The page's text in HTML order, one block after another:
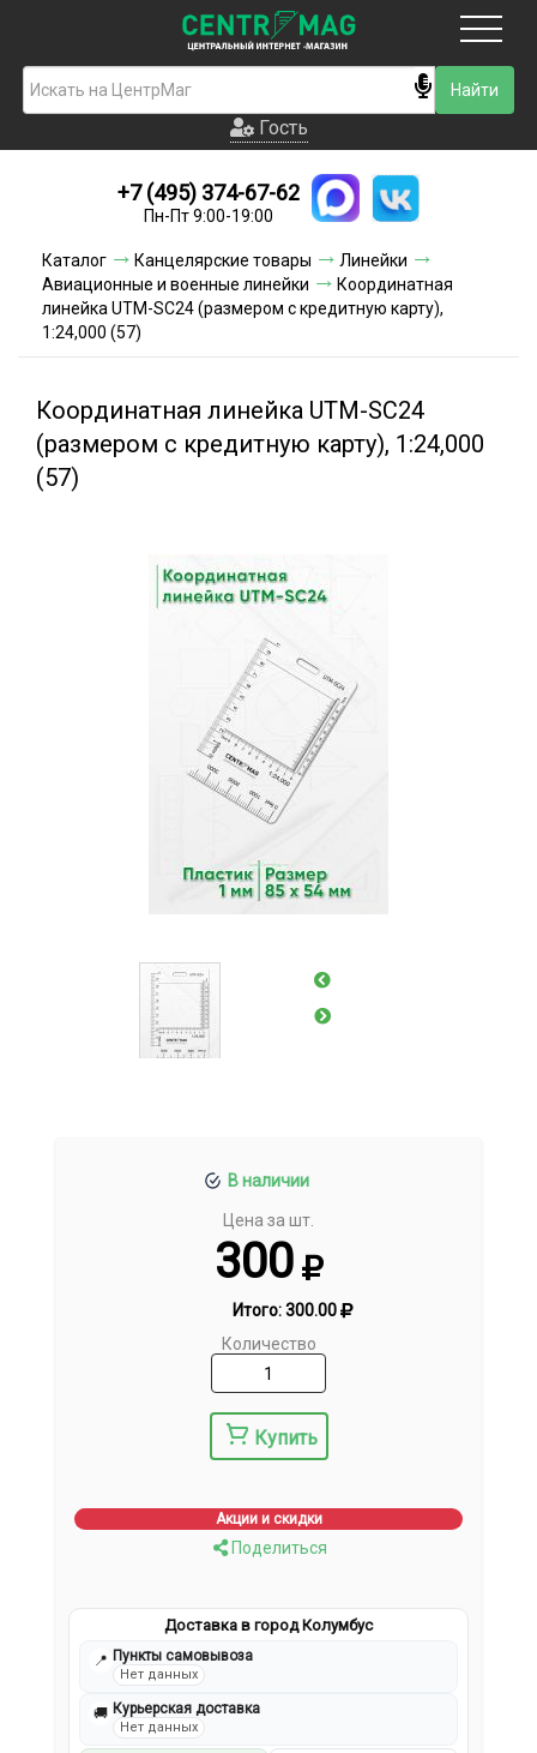
Гость
Новинки
Условия доставки
Условия оплаты
Акции и скидки
Гость
+7 (495) 374-67-62
Пн-Пт 9:00-19:00
Каталог Канцелярские товары
Линейки
Авиационные и военные линейки
Координатная
линейка UTM-SC24 (размером с кредитную карту),
1:24,000 (57)
Координатная линейка UTM-SC24
(размером с кредитную карту), 1:24,000
(57)
В наличии
Цена за шт.
300
Итого:300.00
Количество
Купить
Акции и скидки
Поделиться
Доставка в город Колумбус
📍 Пункты самовывоза
Нет данных
🚚 Курьерская доставка
Нет данных